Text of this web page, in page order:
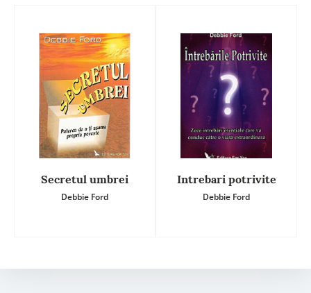
Secretul umbrei
Debbie Ford
Intrebari potrivite
Debbie Ford